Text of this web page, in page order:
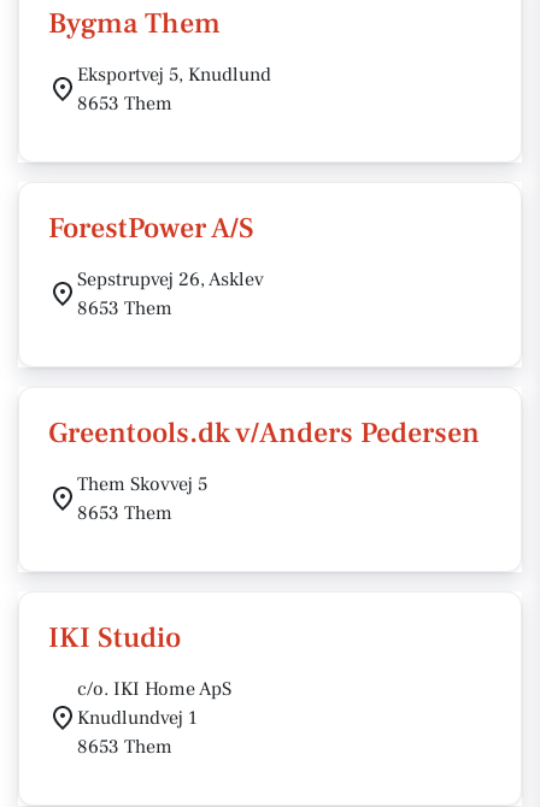
Bygma Them
Eksportvej 5, Knudlund
8653 Them
ForestPower A/S
Sepstrupvej 26, Asklev
8653 Them
Greentools.dk v/Anders Pedersen
Them Skovvej 5
8653 Them
IKI Studio
c/o. IKI Home ApS
Knudlundvej 1
8653 Them